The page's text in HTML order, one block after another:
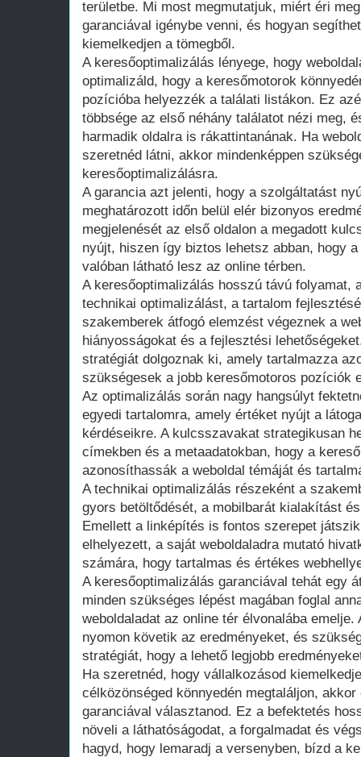
területbe. Mi most megmutatjuk, miért éri
garanciával igénybe venni, és hogyan
kiemelkedjen a tömegből.
A keresőoptimalizálás lényege, hogy
optimalizáld, hogy a keresőmotorok
pozícióba helyezzék a találati listákon. Ez
többsége az első néhány találatot nézi meg,
harmadik oldalra is rákattintanának. Ha
szeretnéd látni, akkor mindenképpen
keresőoptimalizálásra.
A garancia azt jelenti, hogy a szolgáltatást
meghatározott időn belül elér bizonyos
megjelenését az első oldalon a megadott
nyújt, hiszen így biztos lehetsz abban, hogy
valóban látható lesz az online térben.
A keresőoptimalizálás hosszú távú folyamat,
technikai optimalizálást, a tartalom
szakemberek átfogó elemzést végeznek a
hiányosságokat és a fejlesztési
stratégiát dolgoznak ki, amely tartalmazza
szükségesek a jobb keresőmotoros pozíciók
Az optimalizálás során nagy hangsúlyt
egyedi tartalomra, amely értéket nyújt a
kérdéseikre. A kulcsszavakat strategikusan
címekben és a metaadatokban, hogy a
azonosíthassák a weboldal témáját és
A technikai optimalizálás részeként a
gyors betöltődését, a mobilbarát kialakítást
Emellett a linképítés is fontos szerepet
elhelyezett, a saját weboldaladra mutató
számára, hogy tartalmas és értékes
A keresőoptimalizálás garanciával tehát egy
minden szükséges lépést magában foglal
weboldaladat az online tér élvonalába
nyomon követik az eredményeket, és
stratégiát, hogy a lehető legjobb
Ha szeretnéd, hogy vállalkozásod
célközönséged könnyedén megtaláljon,
garanciával választanod. Ez a befektetés
növeli a láthatóságodat, a forgalmadat és
hagyd, hogy lemaradj a versenyben, bízd a